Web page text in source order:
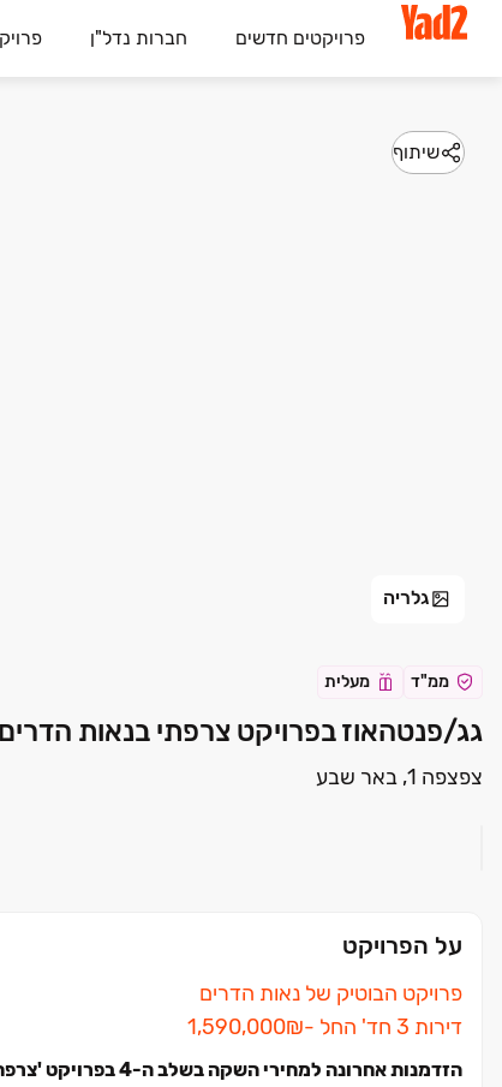
פרויקטים חדשים חברות נדל"ן
שיתוף
גלריה
ממ"ד מעלית
גג/פנטהאוז בפרויקט צרפתי בנאות
צפצפה 1, באר שבע
על הפרויקט
פרויקט הבוטיק של נאות הדרים
דירות ‏3 חד' החל ‏-‏₪‏1,590,000
הזדמנות אחרונה למחירי השקה בשלב ה-4 בפרויקט 'צרפתי בנאות הדרים' באר שבע - דירת 3 חדרים החל מ-1,590,000 ₪!